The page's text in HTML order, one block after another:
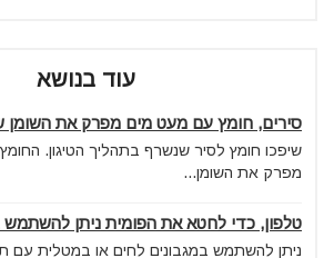
עוד בנושא
סירים, חומץ עם מעט מים מפרק את השומן
שיפכו חומץ לסיר שנשרף בתהליך הטיגון.
מפרק את השומן...
טלפון, כדי לחטא את הפומית ניתן להשתמש
ניתן להשתמש במגבונים לחים או במטלית עם